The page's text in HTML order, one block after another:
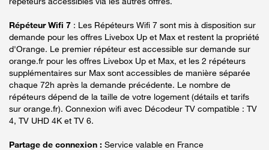
Répéteur Wifi 7 : Les Répéteurs Wifi 7 sont mis à disposition sur
demande pour les offres Livebox Up et Max et restent la propriété
d'Orange. Le premier répéteur est accessible sur demande sur
orange.fr pour les offres Livebox Up et Max, et les 2 répéteurs
supplémentaires sur Max sont accessibles de manière séparée
chaque 72h après la demande précédente. Le nombre de
répéteurs dépend de la taille de votre logement (détails et tarifs
sur orange.fr). Connexion wifi avec Décodeur TV compatible : TV
4, TV UHD 4K et TV 6.
Partage de connexion : Service valable en France